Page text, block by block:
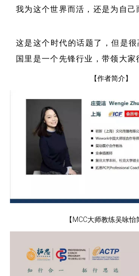
我为这个世界而活，还是为自己
这是这个时代的话题了，但是
国里是一个先锋行业，带领大家
【作者简介】
【MCC大师教练吴咏怡